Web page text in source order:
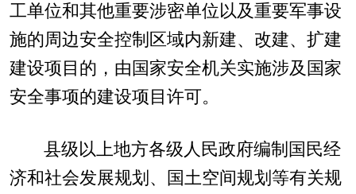
工单位和其他重要涉密单位以及重要军事设
施的周边安全控制区域内新建、改建、扩建
建设项目的，由国家安全机关实施涉及国家
安全事项的建设项目许可。
县级以上地方各级人民政府编制国民经
济和社会发展规划、国土空间规划等有关规